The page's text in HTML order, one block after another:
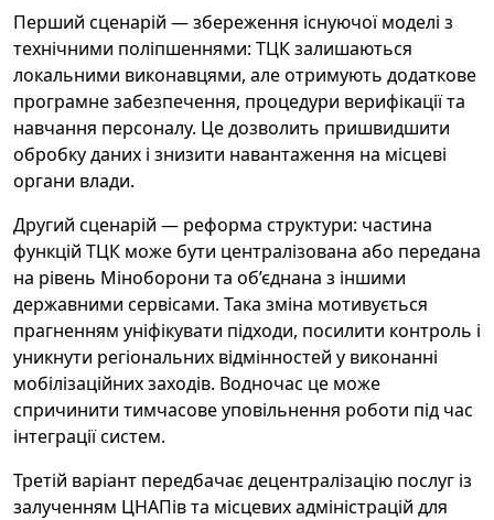
Перший сценарій — збереження існуючої моделі з
технічними поліпшеннями: ТЦК залишаються
локальними виконавцями, але отримують додаткове
програмне забезпечення, процедури верифікації та
навчання персоналу. Це дозволить пришвидшити
обробку даних і знизити навантаження на місцеві
органи влади.
Другий сценарій — реформа структури: частина
функцій ТЦК може бути централізована або передана
на рівень Міноборони та об’єднана з іншими
державними сервісами. Така зміна мотивується
прагненням уніфікувати підходи, посилити контроль і
уникнути регіональних відмінностей у виконанні
мобілізаційних заходів. Водночас це може
спричинити тимчасове уповільнення роботи під час
інтеграції систем.
Третій варіант передбачає децентралізацію послуг із
залученням ЦНАПів та місцевих адміністрацій для